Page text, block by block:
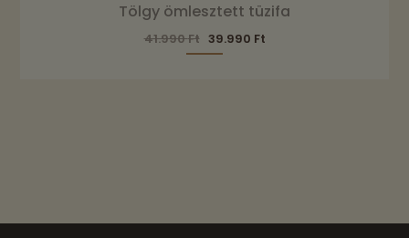
Tölgy ömlesztett tüzifa
41.990Ft 39.990 Ft